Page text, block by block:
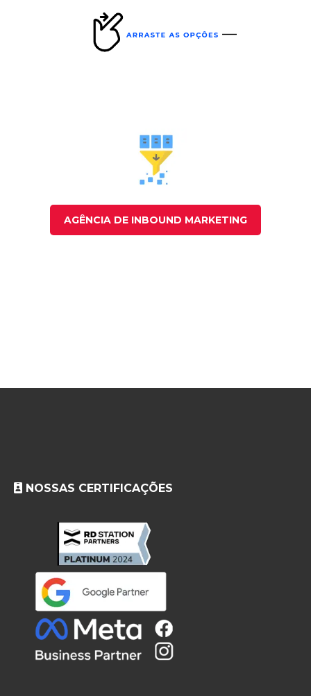
ARTIGOS DE BLOG
NOSSAS CERTIFICAÇÕES